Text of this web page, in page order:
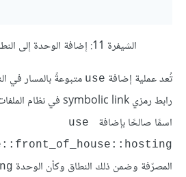
الشيفرة 11: إضافة الوحدة إلى النطاق باستخدام use
تُعد عملية إضافة use متبوعةً بالمسار في
رابط رمزي symbolic link في نظام الملفات، إذ يصبح
اسمًا صالحًا بإضافة
use
المصرّفة وضمن ذلك النطاق وكأن الوحدة